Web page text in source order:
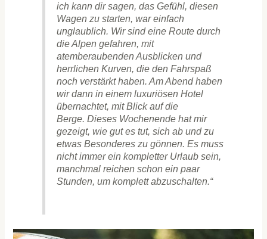
ich kann dir sagen, das Gefühl, diesen
Wagen zu starten, war einfach
unglaublich. Wir sind eine Route durch
die Alpen gefahren, mit
atemberaubenden Ausblicken und
herrlichen Kurven, die den Fahrspaß
noch verstärkt haben. Am Abend haben
wir dann in einem luxuriösen Hotel
übernachtet, mit Blick auf die
Berge. Dieses Wochenende hat mir
gezeigt, wie gut es tut, sich ab und zu
etwas Besonderes zu gönnen. Es muss
nicht immer ein kompletter Urlaub sein,
manchmal reichen schon ein paar
Stunden, um komplett abzuschalten.“